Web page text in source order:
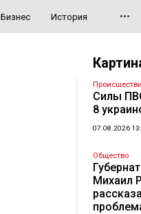
Бизнес История •••
Силы
8
07.08.2026
Общество
Михаил